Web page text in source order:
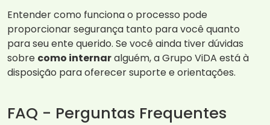
Entender como funciona o processo pode
proporcionar segurança tanto para você quanto
para seu ente querido. Se você ainda tiver dúvidas
sobre como internaralguém, a Grupo ViDA está à
disposição para oferecer suporte e orientações.
FAQ - Perguntas Frequentes